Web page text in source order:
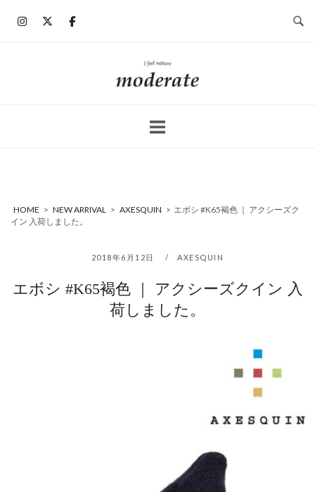
ホ
ー
HOME > NEW ARRIVAL > AXESQUIN > エボシ #K65褐色 ｜ アクシーズク
イン 入荷しました。
2018年6月12日 AXESQUIN
エボシ #K65褐色 ｜ アクシーズクイン 入
荷しました。